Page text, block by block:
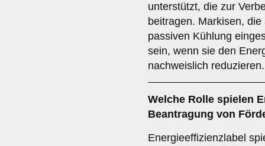
unterstützt, die zur
beitragen. Markisen,
passiven Kühlung
sein, wenn sie den
nachweislich reduzieren.
Welche Rolle spielen
Beantragung von
Energieeffizienzlabel